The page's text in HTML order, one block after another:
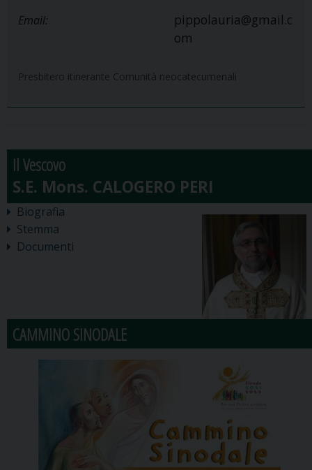
Email:
pippolauria@gmail.c
om
Presbitero itinerante Comunità neocatecumenali
Il Vescovo
Biografia
Stemma
Documenti
CAMMINO SINODALE